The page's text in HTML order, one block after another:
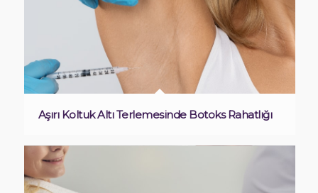
Aşırı Koltuk Altı Terlemesinde Botoks Rahatlığı